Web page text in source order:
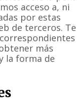
acceso a, ni
por estas
de terceros. Te
más
la forma de